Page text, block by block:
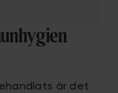
är det